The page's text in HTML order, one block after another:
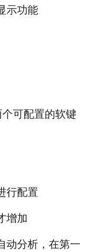
示功能
可配置的软键
行配置
增加
动分析，在第一